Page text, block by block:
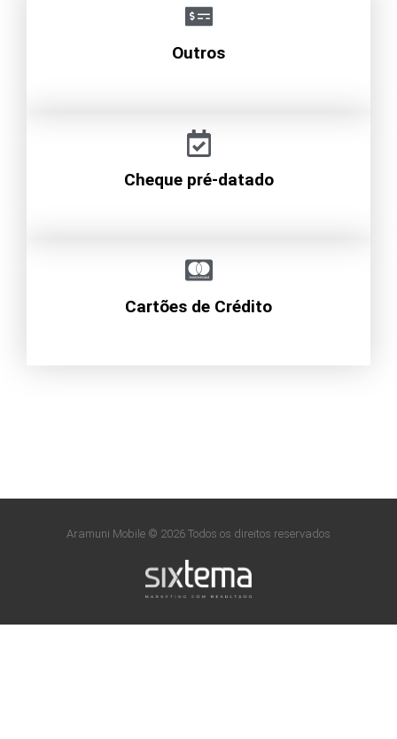
Cartões de Crédito
Cheque pré-datado
Outros
Aramuni Mobile © 2026 Todos os direitos reservados